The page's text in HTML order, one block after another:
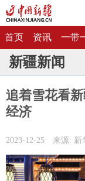
首页 资讯 一带
新疆新闻
追着雪花看
经济
2023-12-25 来源: 新